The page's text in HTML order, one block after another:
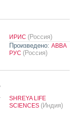
ИРИС (Россия)
Произведено: АВВА
РУС (Россия)
SHREYA LIFE
SCIENCES (Индия)